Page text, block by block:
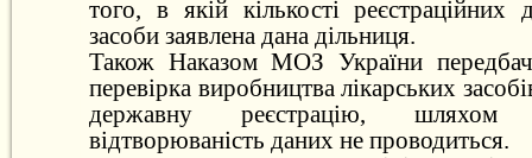
того, в якій кількості реєстраційних
засоби заявлена дана дільниця.
Також Наказом МОЗ України
перевірка виробництва лікарських
державну реєстрацію, шляхом
відтворюваність даних не проводиться.